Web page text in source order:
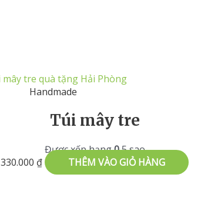
Handmade
Túi mây tre
Được xếp hạng05 sao
330.000 ₫ THÊM VÀO GIỎ HÀNG